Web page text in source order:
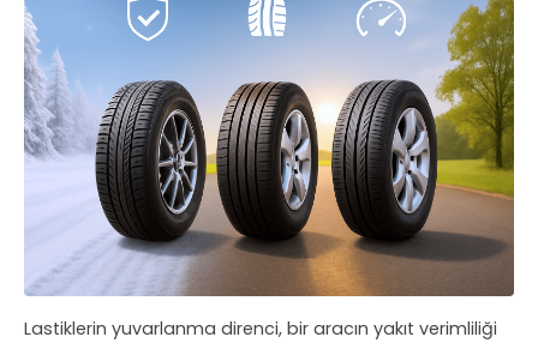
Lastiklerin yuvarlanma direnci, bir aracın yakıt verimliliği